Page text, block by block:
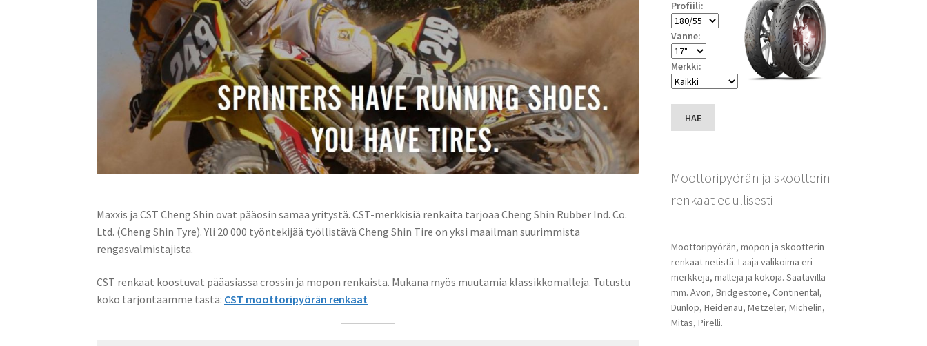
Maxxis ja CST Cheng Shin ovat pääosin samaa yritystä. CST-merkkisiä renkaita tarjoaa Cheng Shin Rubber Ind. Co.
Ltd. (Cheng Shin Tyre). Yli 20 000 työntekijää työllistävä Cheng Shin Tire on yksi maailman suurimmista
rengasvalmistajista.
CST renkaat koostuvat pääasiassa crossin ja mopon renkaista. Mukana myös muutamia klassikkomalleja. Tutustu
koko tarjontaamme tästä: CST moottoripyörän renkaat
Profiili:
Vanne:
Merkki:
HAE
Moottoripyörän ja skootterin
renkaat edullisesti
Moottoripyörän, mopon ja skootterin
renkaat netistä. Laaja valikoima eri
merkkejä, malleja ja kokoja. Saatavilla
mm. Avon, Bridgestone, Continental,
Dunlop, Heidenau, Metzeler, Michelin,
Mitas, Pirelli.